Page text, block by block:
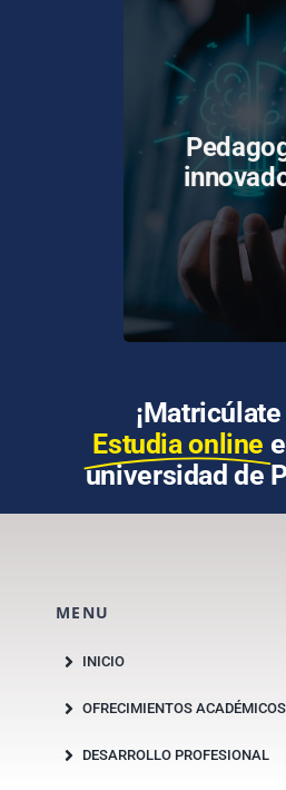
Los docentes del
UPR han sido
y certificados en
tecnologías
metodologías
enseñanza en
Estudia online
universidad de
MENU
INICIO
OFRECIMIENTOS ACADÉMICOS
DESARROLLO PROFESIONAL